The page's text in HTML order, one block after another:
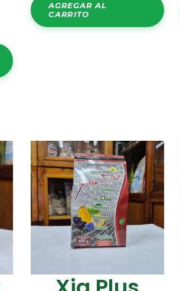
AGREGAR AL
CARRITO